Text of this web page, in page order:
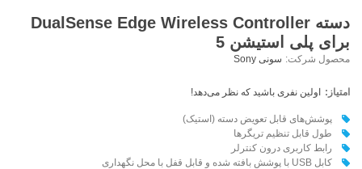
دسته DualSense Edge Wireless Controller
برای پلی استیشن 5
محصول شرکت: سونی Sony
امتیاز: اولین نفری باشید که نظر می‌دهد!
پوشش‌های قابل تعویض دسته‌ (استیک)
طول قابل تنظیم تریگرها
رابط کاربری درون کنترلر
کابل USB با پوشش بافته شده و قابل قفل با محل نگهداری